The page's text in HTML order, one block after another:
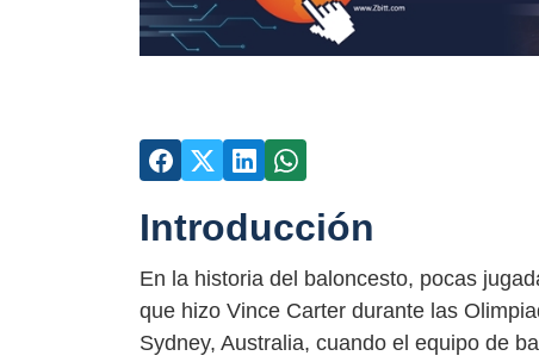
Introducción
En la historia del baloncesto, pocas
que hizo Vince Carter durante las
Sydney, Australia, cuando el equipo de